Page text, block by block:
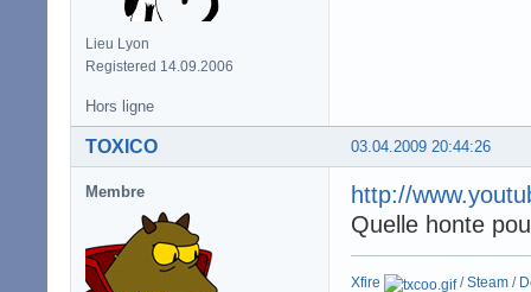
Lieu Lyon
Registered 14.09.2006
Hors ligne
03.04.2009 20:44:26
TOXICO
Membre
http://
Quelle honte
Xfire /Steam /